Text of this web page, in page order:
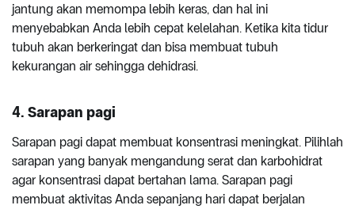
jantung akan memompa lebih keras, dan hal ini
menyebabkan Anda lebih cepat kelelahan. Ketika kita tidur
tubuh akan berkeringat dan bisa membuat tubuh
kekurangan air sehingga dehidrasi.
4. Sarapan pagi
Sarapan pagi dapat membuat konsentrasi meningkat. Pilihlah
sarapan yang banyak mengandung serat dan karbohidrat
agar konsentrasi dapat bertahan lama. Sarapan pagi
membuat aktivitas Anda sepanjang hari dapat berjalan